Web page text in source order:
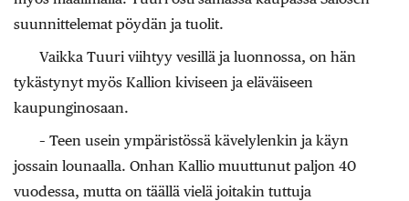
suunnittelemat pöydän ja tuolit.
Vaikka Tuuri viihtyy vesillä ja luonnossa, on hän
tykästynyt myös Kallion kiviseen ja eläväiseen
kaupunginosaan.
– Teen usein ympäristössä kävelylenkin ja käyn
jossain lounaalla. Onhan Kallio muuttunut paljon 40
vuodessa, mutta on täällä vielä joitakin tuttuja